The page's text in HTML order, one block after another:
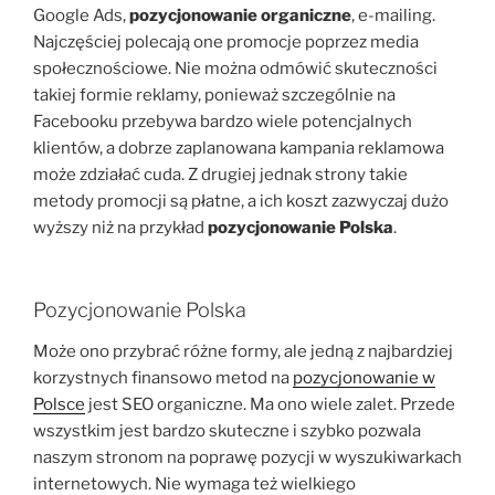
Google Ads,pozycjonowanie organiczne, e-mailing.
Najczęściej polecają one promocje poprzez media
społecznościowe. Nie można odmówić skuteczności
takiej formie reklamy, ponieważ szczególnie na
Facebooku przebywa bardzo wiele potencjalnych
klientów, a dobrze zaplanowana kampania reklamowa
może zdziałać cuda. Z drugiej jednak strony takie
metody promocji są płatne, a ich koszt zazwyczaj dużo
wyższy niż na przykład pozycjonowanie Polska.
Pozycjonowanie Polska
Może ono przybrać różne formy, ale jedną z najbardziej
korzystnych finansowo metod na pozycjonowanie w
Polsce jest SEO organiczne. Ma ono wiele zalet. Przede
wszystkim jest bardzo skuteczne i szybko pozwala
naszym stronom na poprawę pozycji w wyszukiwarkach
internetowych. Nie wymaga też wielkiego